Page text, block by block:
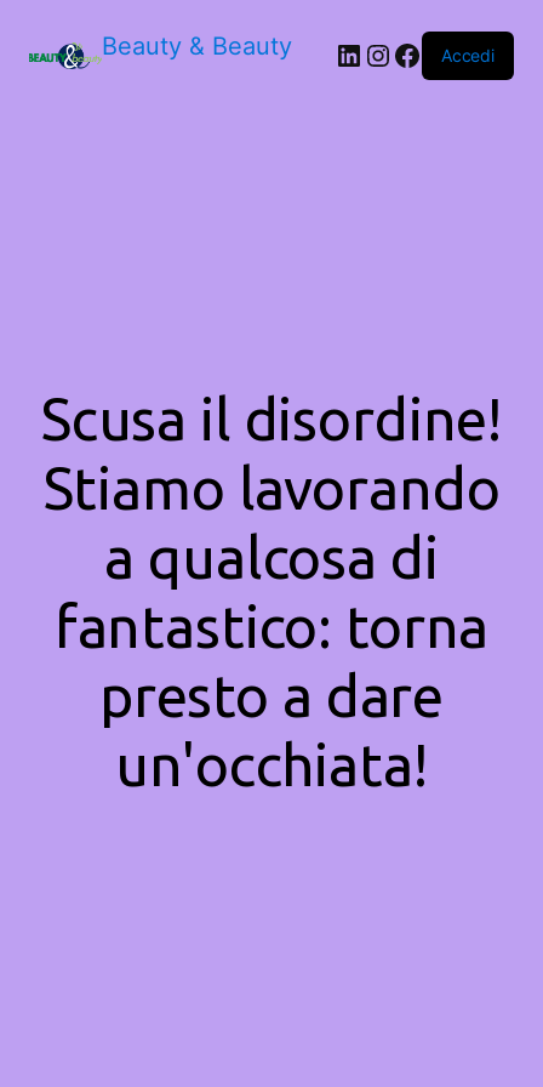
Beauty & Beauty LinkedIn
Instagram
Facebook
Accedi
Scusa il disordine!
Stiamo lavorando
a qualcosa di
fantastico: torna
presto a dare
un'occhiata!